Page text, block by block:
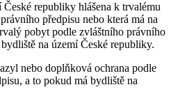
České republiky hlášena k trvalému
předpisu nebo která má na
pobyt podle zvláštního právního
na území České republiky.
nebo doplňková ochrana podle
a to pokud má bydliště na